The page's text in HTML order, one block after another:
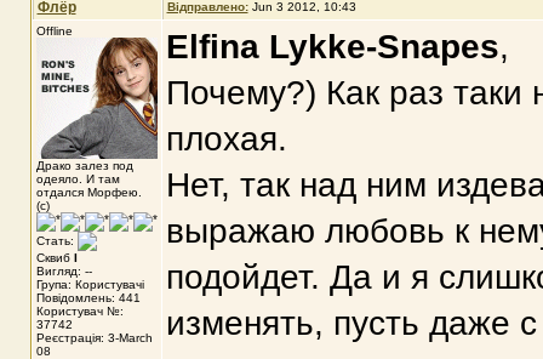
Флёр Відправлено: Jun 3 2012, 10:43
Offline
Драко залез под
одеяло. И там
отдался Морфею.
(с)
Стать:
Сквиб I
Вигляд: --
Група: Користувачі
Повідомлень: 441
Користувач №:
37742
Реєстрація: 3-March
08
Elfina Lykke-Snapes,
Почему?) Как раз таки
плохая.
Нет, так над ним
выражаю любовь к
подойдет. Да и я
изменять, пусть даже